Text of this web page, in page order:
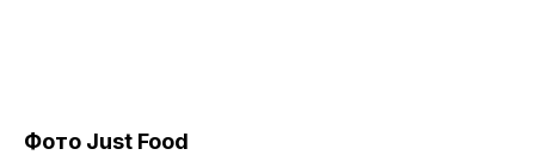
Фото Just Food